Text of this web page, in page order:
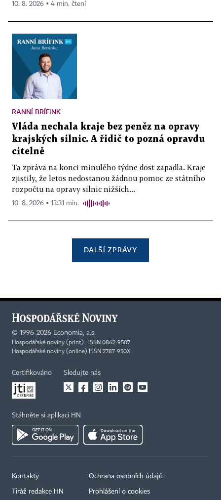
10. 8. 2026 ▪ 4 min. čtení
RANNÍ BRÍFINK
Vláda nechala kraje bez peněz na opravy
krajských silnic. A řidič to pozná opravdu
citelně
Ta zpráva na konci minulého týdne dost zapadla. Kraje
zjistily, že letos nedostanou žádnou pomoc ze státního
rozpočtu na opravy silnic nižších...
10. 8. 2026 ▪ 13:31 min.
DALŠÍ ZPRÁVY
© 1996-2026 Economia, a.s.
Hospodářské noviny (print) ISSN 0862-9587
Hospodářské noviny (online) ISSN 2787-950X
Certifikováno Sledujte nás
Stáhněte si aplikaci HN
Kontakty
Tiráž redakce HN
Ochrana osobních údajů
Prohlášení o cookies